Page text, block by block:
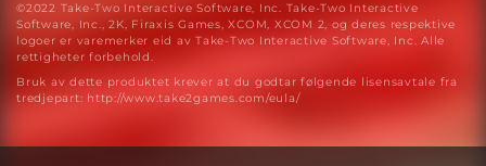
©2022 Take-Two Interactive Software, Inc. Take-Two Interactive
Software, Inc., 2K, Firaxis Games, XCOM, XCOM 2, og deres respektive
logoer er varemerker eid av Take-Two Interactive Software, Inc. Alle
rettigheter forbehold.
Bruk av dette produktet krever at du godtar følgende lisensavtale fra
tredjepart: http://www.take2games.com/eula/